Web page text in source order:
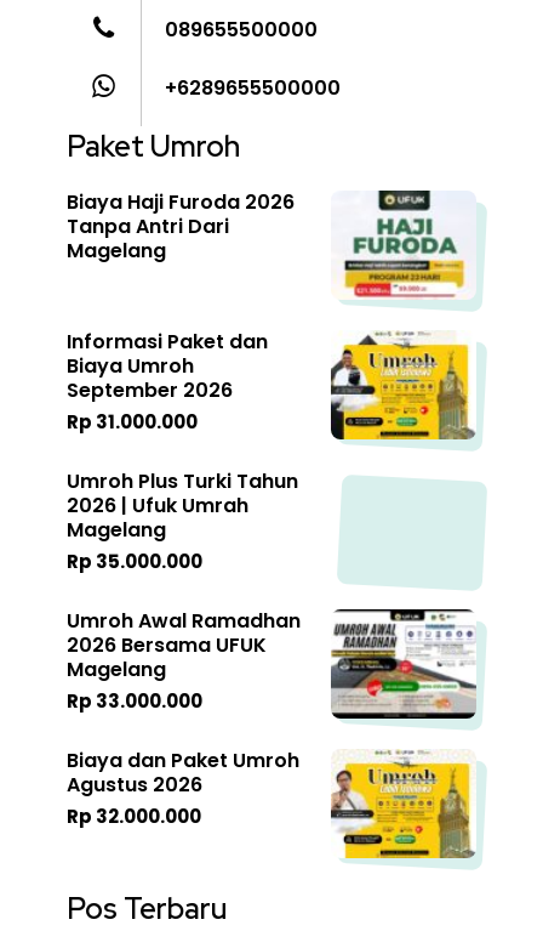
089655500000
+6289655500000
Paket Umroh
Biaya Haji Furoda 2026
Tanpa Antri Dari
Magelang
Informasi Paket dan
Biaya Umroh
September 2026
Rp 31.000.000
Umroh Plus Turki Tahun
2026 | Ufuk Umrah
Magelang
Rp 35.000.000
Umroh Awal Ramadhan
2026 Bersama UFUK
Magelang
Rp 33.000.000
Biaya dan Paket Umroh
Agustus 2026
Rp 32.000.000
Pos Terbaru